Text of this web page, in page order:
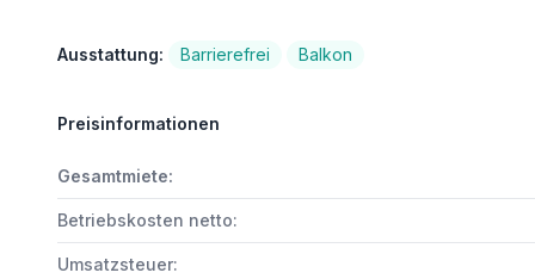
Ausstattung: Barrierefrei Balkon
Preisinformationen
Gesamtmiete:
Betriebskosten netto:
Umsatzsteuer: